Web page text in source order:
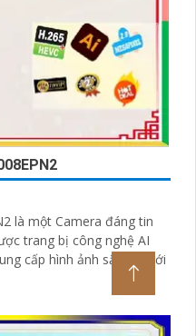
là một Camera đáng tin
cấp hình ảnh sắc nét với